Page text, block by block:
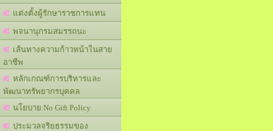
แต่งตั้งผู้รักษาราชการแทน
พจนานุกรมสมรรถนะ
เส้นทางความก้าวหน้าในสาย
อาชีพ
หลักเกณฑ์การบริหารและ
พัฒนาทรัพยากรบุคคล
นโยบาย No Gift Policy
ประมวลจริยธรรมของ